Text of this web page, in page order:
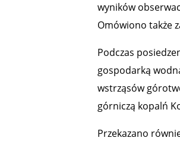
wyników
Omówiono także
Podczas
gospodarką
wstrząsów
górniczą kopalń
Przekazano